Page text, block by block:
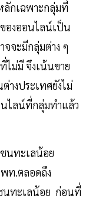
กเฉพาะกลุ่มที่
องออนไลน์เป็น
จจะมีกลุ่มต่าง ๆ
ม่มี จึงเน้นขาย
างประเทศยังไม่
ไลน์ที่กลุ่มทำแล้ว
นทะเลน้อย
ท.ตลอดถึง
นทะเลน้อย ก่อนที่